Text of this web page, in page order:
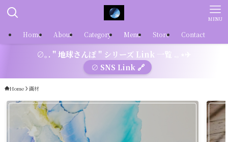
MENU
Home About Category Menu Store Contact
∅｡. " 地球さんぽ " シリーズ Link 一覧 .｡⋆✈
∅ SNS Link 🔗
Home 画材